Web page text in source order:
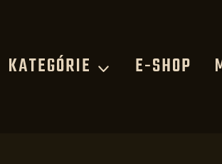
KATEGÓRIE E-SHOP